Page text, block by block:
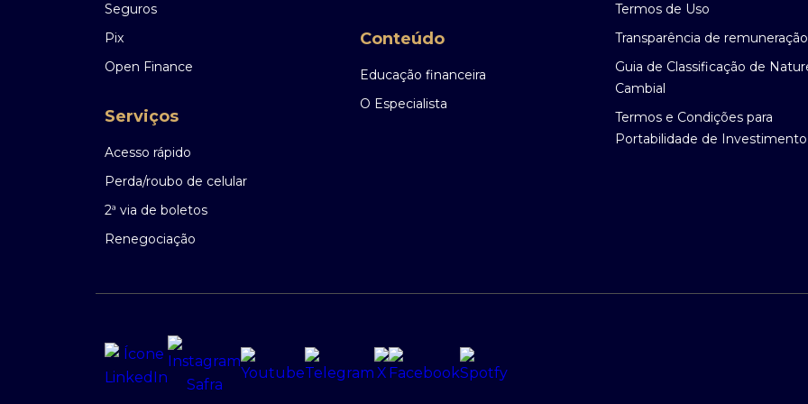
Seguros
Pix
Open Finance
Serviços
Acesso rápido
Perda/roubo de celular
2ª via de boletos
Renegociação
Conteúdo
Educação financeira
O Especialista
Termos de Uso
Transparência de remuneração
Guia de Classificação de
Cambial
Termos e Condições para
Portabilidade de Investimento